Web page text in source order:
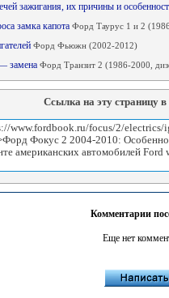
зажигания, их причины и
замка капота Форд Таурус 1 и 2
Форд Фьюжн (2002-2012)
замена Форд Транзит 2 (1986-2000,
Ссылка на эту страницу
Комментарии
Еще нет